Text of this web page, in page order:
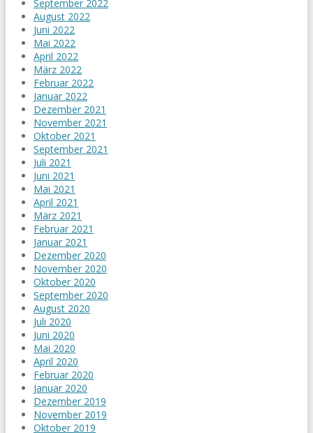
September 2022
August 2022
Juni 2022
Mai 2022
April 2022
März 2022
Februar 2022
Januar 2022
Dezember 2021
November 2021
Oktober 2021
September 2021
Juli 2021
Juni 2021
Mai 2021
April 2021
März 2021
Februar 2021
Januar 2021
Dezember 2020
November 2020
Oktober 2020
September 2020
August 2020
Juli 2020
Juni 2020
Mai 2020
April 2020
Februar 2020
Januar 2020
Dezember 2019
November 2019
Oktober 2019